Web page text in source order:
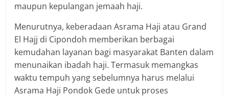
maupun kepulangan jemaah haji.
Menurutnya, keberadaan Asrama Haji atau Grand
El Hajj di Cipondoh memberikan berbagai
kemudahan layanan bagi masyarakat Banten dalam
menunaikan ibadah haji. Termasuk memangkas
waktu tempuh yang sebelumnya harus melalui
Asrama Haji Pondok Gede untuk proses